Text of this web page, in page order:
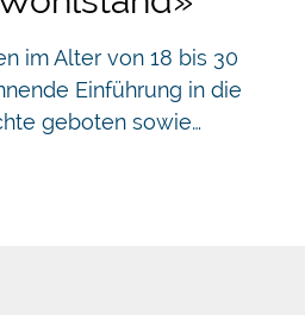
wie nachhaltiges
im Alter von 18 bis 30
Einführung in die
geboten sowie…